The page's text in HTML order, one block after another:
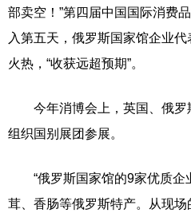
部卖空！”第四届中国国际消费
入第五天，俄罗斯国家馆企业
火热，“收获远超预期”。
今年消博会上，英国、俄罗
组织国别展团参展。
“俄罗斯国家馆的9家优质企
茸、香肠等俄罗斯特产。从现